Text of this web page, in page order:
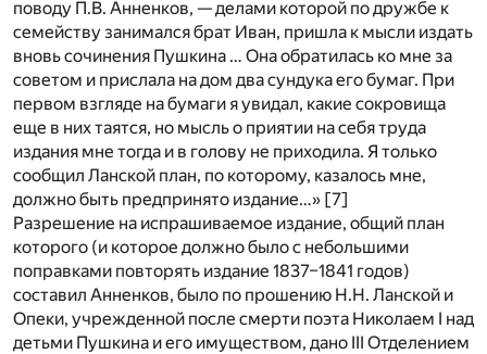
поводу П.В. Анненков, — делами которой по дружбе к
семейству занимался брат Иван, пришла к мысли издать
вновь сочинения Пушкина … Она обратилась ко мне за
советом и прислала на дом два сундука его бумаг. При
первом взгляде на бумаги я увидал, какие сокровища
еще в них таятся, но мысль о приятии на себя труда
издания мне тогда и в голову не приходила. Я только
сообщил Ланской план, по которому, казалось мне,
должно быть предпринято издание…» [7]
Разрешение на испрашиваемое издание, общий план
которого (и которое должно было с небольшими
поправками повторять издание 1837–1841 годов)
составил Анненков, было по прошению Н.Н. Ланской и
Опеки, учрежденной после смерти поэта Николаем I над
детьми Пушкина и его имуществом, дано III Отделением